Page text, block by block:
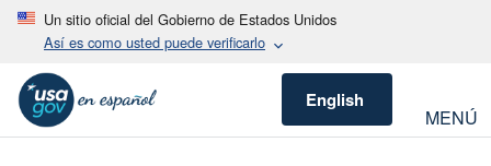
Un sitio oficial del Gobierno de Estados Unidos
Así es como usted puede verificarlo
English
MENÚ